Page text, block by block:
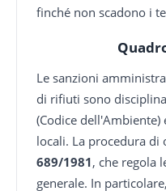
finché non scadono i
Le sanzioni
di rifiuti sono
(Codice
locali. La procedura di
689/1981, che regola
generale. In